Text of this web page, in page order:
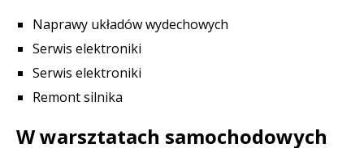
Naprawy układów wydechowych
Serwis elektroniki
Serwis elektroniki
Remont silnika
W warsztatach samochodowych